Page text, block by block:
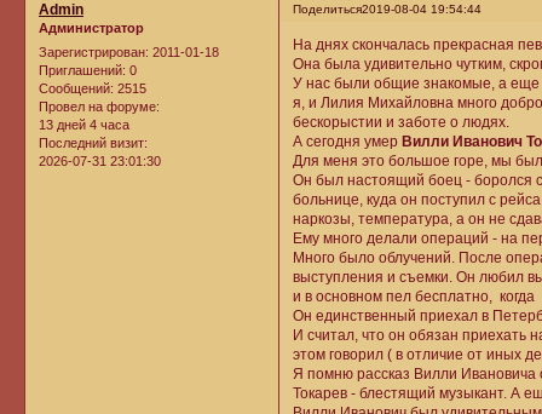
Поделиться2019-08-04 19:54:44
Admin
Администратор
Зарегистрирован: 2011-01-18
Приглашений: 0
Сообщений: 2515
Провел на форуме:
13 дней 4 часа
Последний визит:
2026-07-31 23:01:30
На днях скончалась прекрасная
Она была удивительно чутким,
У нас были общие знакомые, а еще
я, и Лилия Михайловна много
бескорыстии и заботе о людях.
А сегодня умер Вилли Иванович
Для меня это большое горе, мы
Он был настоящий боец - боролся
больнице, куда он поступил с
наркозы, температура, а он не
Ему много делали операций - на
Много было облучений. После
выступления и съемки. Он любил
и в основном пел бесплатно,
Он единственный приехал в
И считал, что он обязан приехать
этом говорил ( в отличие от иных
Я помню рассказ Вилли Ивановича
Токарев - блестящий музыкант. А